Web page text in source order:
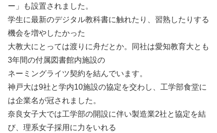
ー」も設置されました。
学生に最新のデジタル教科書に触れたり、習熟したりする
機会を増やしたかった
大教大にとっては渡りに舟だとか。同社は愛知教育大とも
3年間の付属図書館内施設の
ネーミングライツ契約を結んでいます。
神戸大は9社と学内10施設の協定を交わし、工学部食堂に
は企業名が冠されました。
奈良女子大では工学部の開設に伴い製造業2社と協定を結
び、理系女子採用に力をいれる